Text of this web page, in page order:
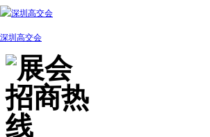
深圳高交会